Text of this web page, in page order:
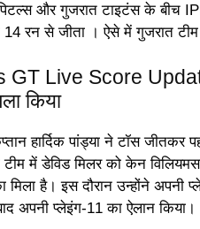
और गुजरात टाइटंस के बीच
रन से जीता । ऐसे में गुजरात टीम
GT Live Score
किया
हार्दिक पांड्या ने टॉस जीतकर
टीम में डेविड मिलर को केन
मिला है। इस दौरान उन्होंने अपनी
अपनी प्लेइंग-11 का ऐलान किया।